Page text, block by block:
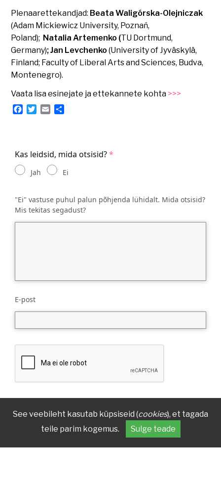
Plenaarettekandjad: Beata Waligórska-Olejniczak
(Adam Mickiewicz University, Poznań,
Poland); Natalia Artemenko (TU Dortmund,
Germany); Jan Levchenko (University of Jyväskylä,
Finland; Faculty of Liberal Arts and Sciences, Budva,
Montenegro).
Vaata lisa esinejate ja ettekannete kohta >>>
Facebook
Twitter
Email
Kas leidsid, mida otsisid?
Jah Ei
"Ei" vastuse puhul palun põhjenda lühidalt. Mida otsisid?
Mis tekitas segadust?
E-post
See veebileht kasutab küpsiseid (cookies), et tagada
teile parim kogemus.
Sulge teade